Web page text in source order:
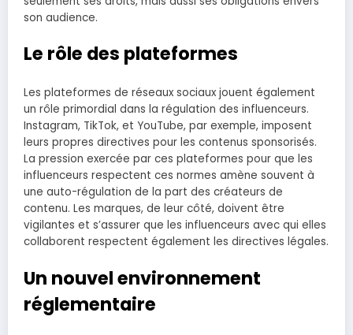
son audience.
Le rôle des plateformes
Les plateformes de réseaux sociaux jouent également
un rôle primordial dans la régulation des influenceurs.
Instagram, TikTok, et YouTube, par exemple, imposent
leurs propres directives pour les contenus sponsorisés.
La pression exercée par ces plateformes pour que les
influenceurs respectent ces normes amène souvent à
une auto-régulation de la part des créateurs de
contenu. Les marques, de leur côté, doivent être
vigilantes et s’assurer que les influenceurs avec qui elles
collaborent respectent également les directives légales.
Un nouvel environnement
réglementaire